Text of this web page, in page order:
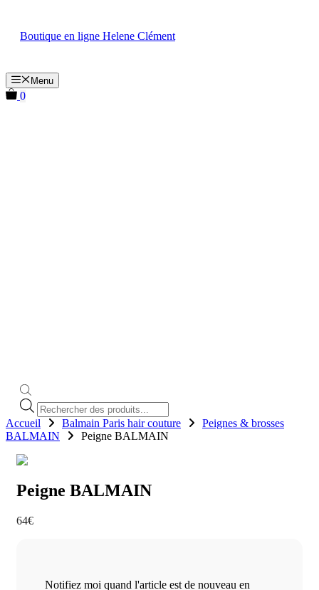
contenu
Boutique en ligne Helene Clément
Menu
0
Recherche
de
produits
Accueil Balmain Paris hair couture
Peignes & brosses
BALMAIN
Peigne BALMAIN
Peigne BALMAIN
64€
Notifiez moi quand l'article est de nouveau en